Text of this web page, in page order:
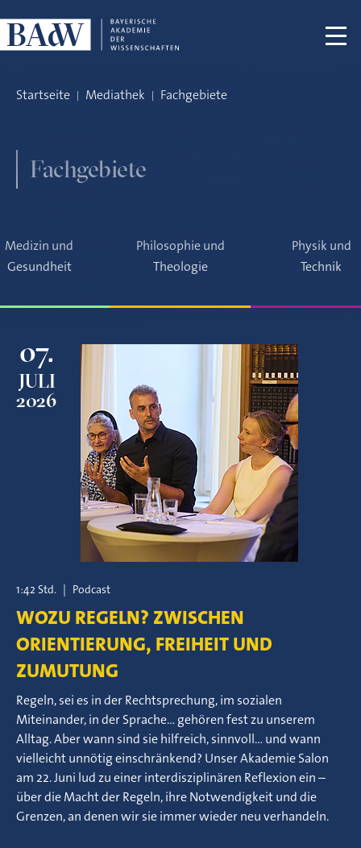
Startseite Mediathek Fachgebiete
Fachgebiete
Medizin und
Gesundheit
Philosophie und
Theologie
Physik und
Technik
07.
JULI
2026
1:42 Std. | Podcast
WOZU REGELN? ZWISCHEN
ORIENTIERUNG, FREIHEIT UND
ZUMUTUNG
Regeln, sei es in der Rechtsprechung, im sozialen
Miteinander, in der Sprache… gehören fest zu unserem
Alltag. Aber wann sind sie hilfreich, sinnvoll… und wann
vielleicht unnötig einschränkend? Unser Akademie Salon
am 22. Juni lud zu einer interdisziplinären Reflexion ein –
über die Macht der Regeln, ihre Notwendigkeit und die
Grenzen, an denen wir sie immer wieder neu verhandeln.